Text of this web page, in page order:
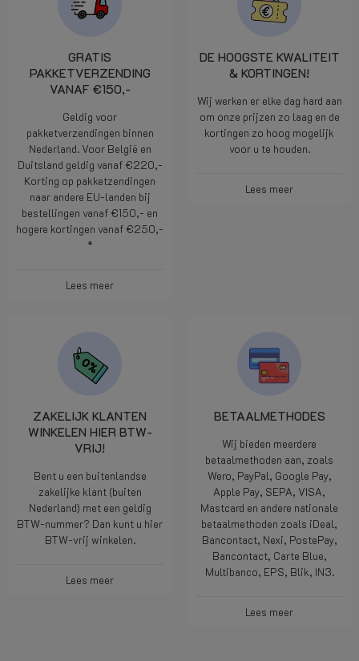
GRATIS
PAKKETVERZENDING
VANAF €150,-
Geldig voor
pakketverzendingen binnen
Nederland. Voor België en
Duitsland geldig vanaf €220,-
Korting op pakketzendingen
naar andere EU-landen bij
bestellingen vanaf €150,- en
hogere kortingen vanaf €250,-
*
Lees meer
DE HOOGSTE KWALITEIT
& KORTINGEN!
Wij werken er elke dag hard aan
om onze prijzen zo laag en de
kortingen zo hoog mogelijk
voor u te houden.
Lees meer
ZAKELIJK KLANTEN
WINKELEN HIER BTW-
VRIJ!
Bent u een buitenlandse
zakelijke klant (buiten
Nederland) met een geldig
BTW-nummer? Dan kunt u hier
BTW-vrij winkelen.
Lees meer
BETAALMETHODES
Wij bieden meerdere
betaalmethoden aan, zoals
Wero, PayPal, Google Pay,
Apple Pay, SEPA, VISA,
Mastcard en andere nationale
betaalmethoden zoals iDeal,
Bancontact, Nexi, PostePay,
Bancontact, Carte Blue,
Multibanco, EPS, Blik, IN3.
Lees meer